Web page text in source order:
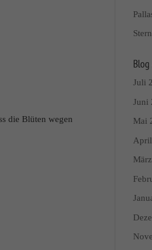
die Blüten wegen
Juli
Juni
Mai